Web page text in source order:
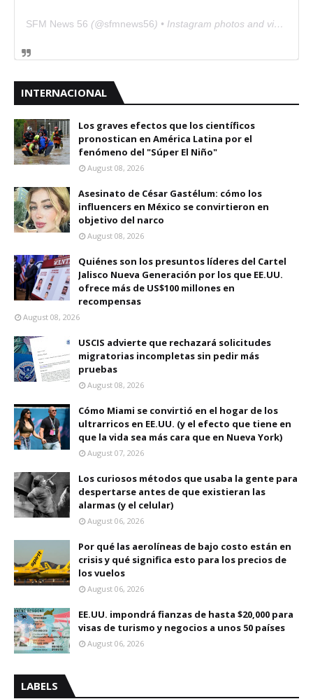
SFM News 56 (@sfmnews56) • Instagram photos and videos
INTERNACIONAL
Los graves efectos que los científicos
pronostican en América Latina por el
fenómeno del "Súper El Niño"
August 08, 2026
Asesinato de César Gastélum: cómo los
influencers en México se convirtieron en
objetivo del narco
August 08, 2026
Quiénes son los presuntos líderes del Cartel
Jalisco Nueva Generación por los que EE.UU.
ofrece más de US$100 millones en
recompensas
August 08, 2026
USCIS advierte que rechazará solicitudes
migratorias incompletas sin pedir más
pruebas
August 08, 2026
Cómo Miami se convirtió en el hogar de los
ultrarricos en EE.UU. (y el efecto que tiene en
que la vida sea más cara que en Nueva York)
August 07, 2026
Los curiosos métodos que usaba la gente para
despertarse antes de que existieran las
alarmas (y el celular)
August 06, 2026
Por qué las aerolíneas de bajo costo están en
crisis y qué significa esto para los precios de
los vuelos
August 06, 2026
EE.UU. impondrá fianzas de hasta $20,000 para
visas de turismo y negocios a unos 50 países
August 06, 2026
LABELS